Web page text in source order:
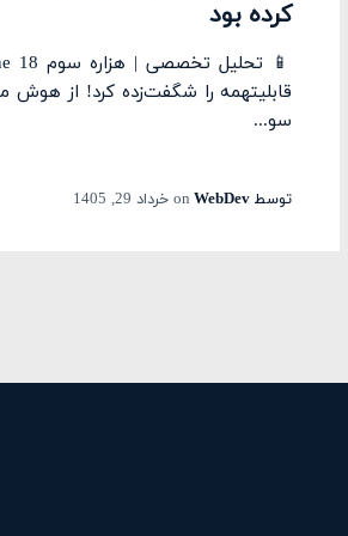
کرده بود
قابلیتهمه را شگفت‌زده کرد! از
سو...
توسطWebDev
on خرداد 29, 1405